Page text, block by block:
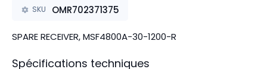
SKU OMR702371375
SPARE RECEIVER, MSF4800A-30-1200-R
Spécifications techniques